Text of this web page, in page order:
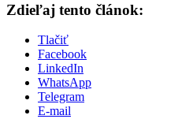
Zdieľaj tento článok:
Tlačiť
Facebook
LinkedIn
WhatsApp
Telegram
E-mail